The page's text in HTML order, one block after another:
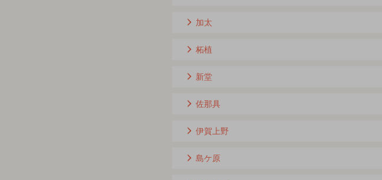
加太
柘植
新堂
佐那具
伊賀上野
島ケ原